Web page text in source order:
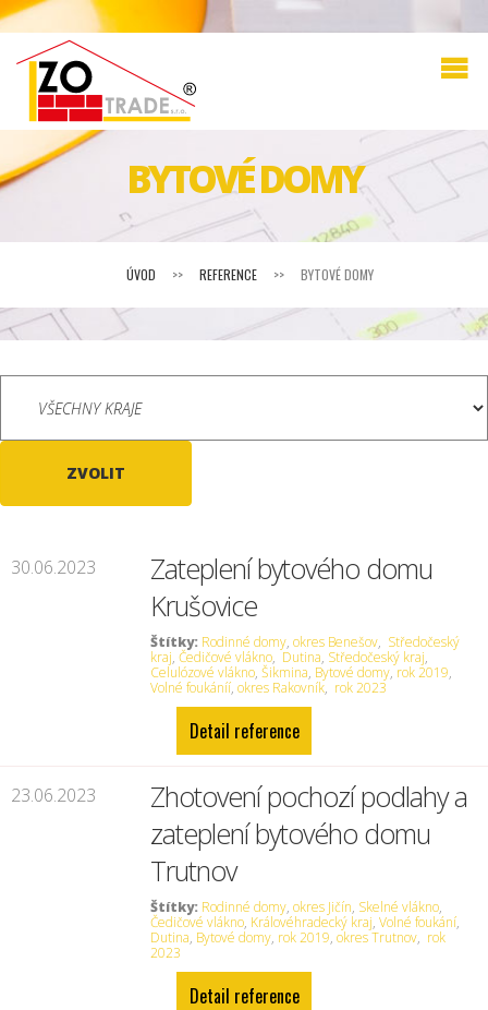
BYTOVÉ DOMY
ÚVOD >> REFERENCE >> BYTOVÉ DOMY
30.06.2023
Zateplení bytového domu
Krušovice
Štítky: Rodinné domy,okres Benešov, Středočeský
kraj,Čedičové vlákno, Dutina, Středočeský kraj,
Celulózové vlákno,Šikmina, Bytové domy, rok 2019,
Volné foukáníí,okres Rakovník, rok 2023
Detail reference
23.06.2023
Zhotovení pochozí podlahy a
zateplení bytového domu
Trutnov
Štítky: Rodinné domy,okres Jičín, Skelné vlákno,
Čedičové vlákno, Královéhradecký kraj,Volné foukání,
Dutina, Bytové domy, rok 2019,okres Trutnov, rok
2023
Detail reference